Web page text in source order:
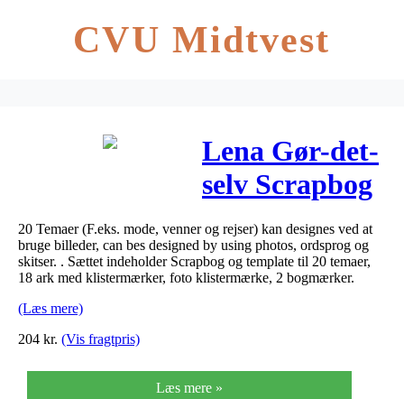
CVU Midtvest
Lena Gør-det-
selv Scrapbog
20 Temaer (F.eks. mode, venner og rejser) kan designes ved at
bruge billeder, can bes designed by using photos, ordsprog og
skitser. . Sættet indeholder Scrapbog og template til 20 temaer,
18 ark med klistermærker, foto klistermærke, 2 bogmærker.
(Læs mere)
204 kr. (Vis fragtpris)
Læs mere »